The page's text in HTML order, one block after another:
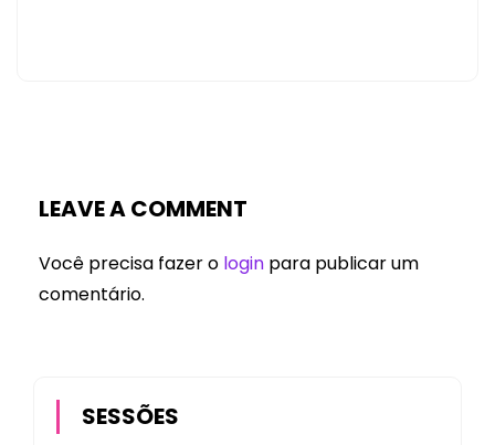
LEAVE A COMMENT
Você precisa fazer o login para publicar um
comentário.
SESSÕES